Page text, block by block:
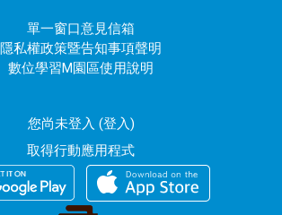
單一窗口意見信箱
隱私權政策暨告知事項聲明
數位學習M園區使用說明
您尚未登入 (登入)
取得行動應用程式